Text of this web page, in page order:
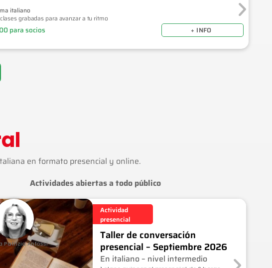
italiano
grabadas para avanzar a tu ritmo
para socios + INFO
en formato presencial y online.
Anfossi
Videocl
ases
pregrab
adas
Perle di
Actividades abiertas a todo público
Patrizia Anfossi
Actividad
presencial
Taller de conversación
presencial – Septiembre 2026
En italiano – nivel intermedio